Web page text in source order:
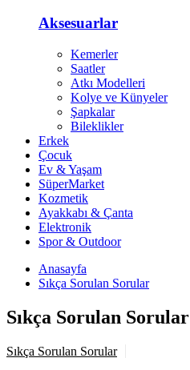
Aksesuarlar
Kemerler
Saatler
Atkı Modelleri
Kolye ve Künyeler
Şapkalar
Bileklikler
Erkek
Çocuk
Ev & Yaşam
SüperMarket
Kozmetik
Ayakkabı & Çanta
Elektronik
Spor & Outdoor
Anasayfa
Sıkça Sorulan Sorular
Sıkça Sorulan Sorular
Sıkça Sorulan Sorular